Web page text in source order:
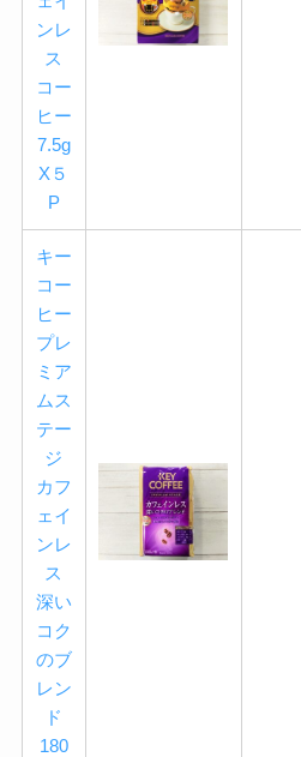
ンレ
ス
コー
ヒー
7.5g
X５
P
キー
コー
ヒー
プレ
ミア
ムス
テー
ジ
カフ
ェイ
ンレ
ス
深い
コク
のブ
レン
ド
180